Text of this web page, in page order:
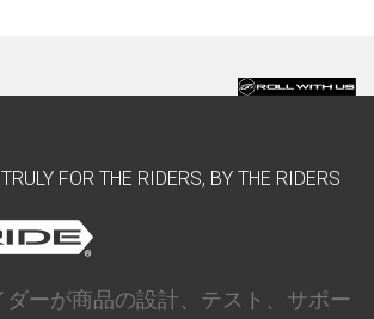
FOR THE RIDERS, BY THE RIDERS
ーが商品の設計、テスト、サポー